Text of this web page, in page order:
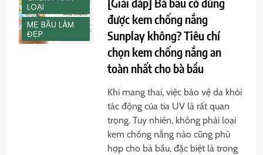
LOẠI
MẸ BẦU LÀM
ĐẸP
được kem chống nắng
Sunplay không? Tiêu chí
chọn kem chống nắng an
toàn nhất cho bà bầu
Khi mang thai, việc bảo vệ da khỏi
tác động của tia UV là rất quan
trọng. Tuy nhiên, không phải loại
kem chống nắng nào cũng phù
hợp cho bà bầu, đặc biệt là trong